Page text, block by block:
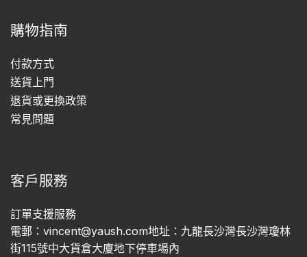
購物指南
付款方式
送貨上門
退貨或更換政策
常見問題
客戶服務
訂單支援服務
電郵：vincent@yaush.com地址：九龍長沙灣長沙灣瓊林
街115號中大貨倉大廈地下停車場內